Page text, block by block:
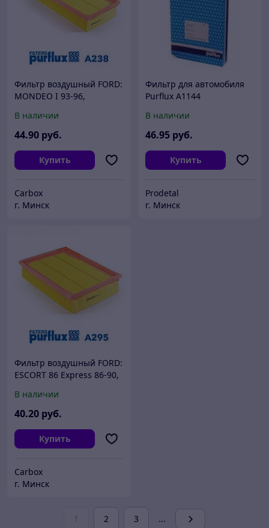
Фильтр воздушный FORD:
MONDEO I 93-96,
MONDEO I универсал 93-
96, MONDEO II 96-00,
MONDEO
В наличии
44.90 руб.
Купить
Carbox
г. Минск
Фильтр для автомобиля
Purflux A1144
В наличии
46.95 руб.
Купить
Prodetal
г. Минск
Фильтр воздушный FORD:
ESCORT 86 Express 86-90,
ESCORT 95 фургон 95-,
ESCORT CLASSIC
В наличии
40.20 руб.
Купить
Carbox
г. Минск
1 2 3 ...